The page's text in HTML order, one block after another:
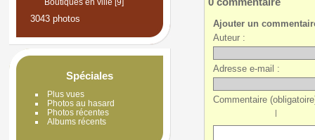
3043 photos
Spéciales
Plus vues
Photos au hasard
Photos récentes
Albums récents
Ajouter un
Auteur :
Adresse e-mail :
Commentaire
|